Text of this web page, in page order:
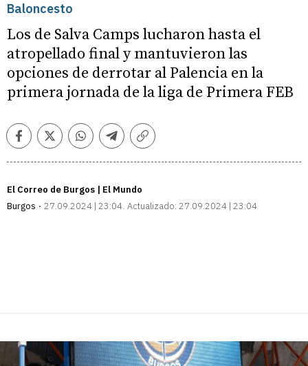
Baloncesto
Los de Salva Camps lucharon hasta el
atropellado final y mantuvieron las
opciones de derrotar al Palencia en la
primera jornada de la liga de Primera FEB
FacebookTwitterWhatsappTelegramCopiar
El Correo de Burgos | El Mundo
Burgos
27.09.2024 | 23:04 Actualizado: 27.09.2024 | 23:04